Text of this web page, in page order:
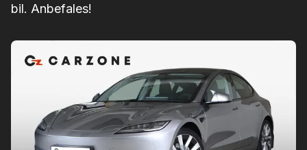
bil. Anbefales!